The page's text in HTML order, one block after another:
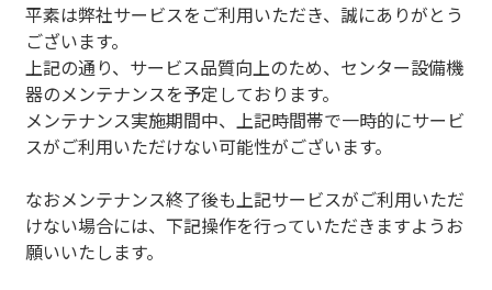
平素は弊社サービスをご利用いただき、誠にありがとう
ございます。
上記の通り、サービス品質向上のため、センター設備機
器のメンテナンスを予定しております。
メンテナンス実施期間中、上記時間帯で一時的にサービ
スがご利用いただけない可能性がございます。
なおメンテナンス終了後も上記サービスがご利用いただ
けない場合には、下記操作を行っていただきますようお
願いいたします。